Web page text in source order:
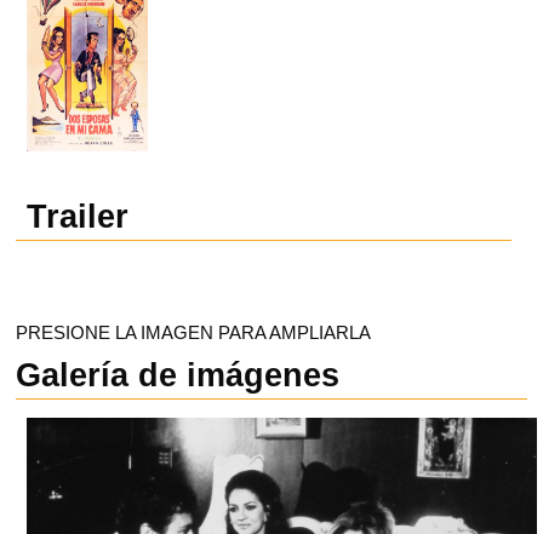
Trailer
PRESIONE LA IMAGEN PARA AMPLIARLA
Galería de imágenes